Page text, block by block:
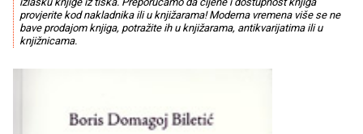
provjerite kod nakladnika ili u knjižarama! Moderna vremena više se ne
bave prodajom knjiga, potražite ih u knjižarama, antikvarijatima ili u
knjižnicama.